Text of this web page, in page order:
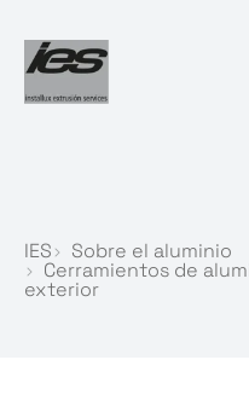
IES Sobre el aluminio
Cerramientos de
exterior